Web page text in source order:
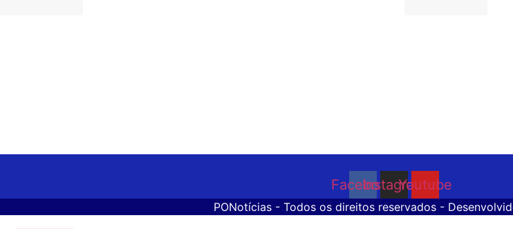
FacebookInstagramYoutube
PONotícias- Todos os direitos reservados -